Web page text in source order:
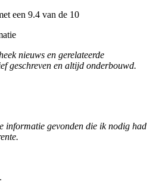
een 9.4 van de 10
nieuws en gerelateerde
geschreven en altijd onderbouwd.
informatie gevonden die ik nodig had